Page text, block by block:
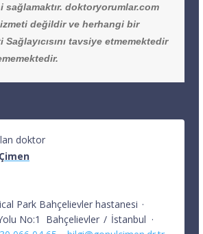
sağlamaktır. doktoryorumlar.com
değildir ve herhangi bir
Sağlayıcısını tavsiye etmemektedir
doktor
Park Bahçelievler hastanesi ·
No:1
Bahçelievler / İstanbul ·